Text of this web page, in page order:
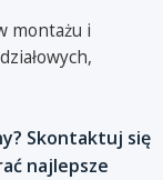
montażu i
Skontaktuj się
najlepsze